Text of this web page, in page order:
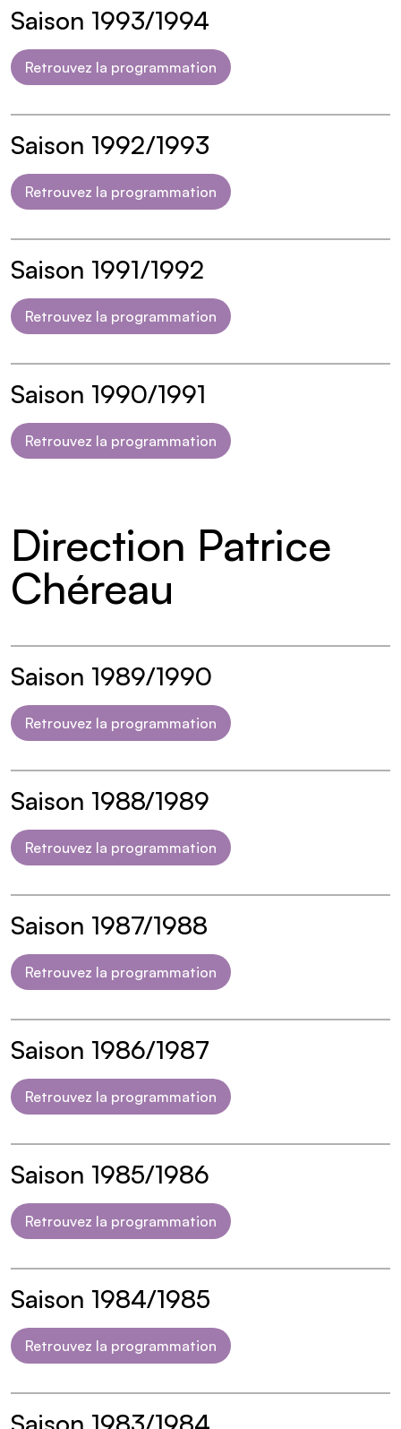
Saison 1993/1994
Retrouvez la programmation
Saison 1992/1993
Retrouvez la programmation
Saison 1991/1992
Retrouvez la programmation
Saison 1990/1991
Retrouvez la programmation
Direction Patrice
Chéreau
Saison 1989/1990
Retrouvez la programmation
Saison 1988/1989
Retrouvez la programmation
Saison 1987/1988
Retrouvez la programmation
Saison 1986/1987
Retrouvez la programmation
Saison 1985/1986
Retrouvez la programmation
Saison 1984/1985
Retrouvez la programmation